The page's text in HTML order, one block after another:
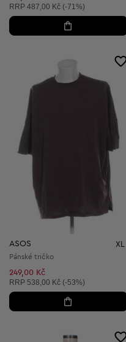
Doporučená cena:
RRP 487,00 Kč (-71%)
ASOS XL
Pánské tričko
249,00 Kč
Doporučená cena:
RRP 538,00 Kč (-53%)